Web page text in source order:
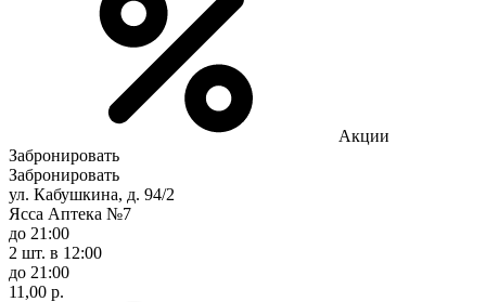
Акции
Забронировать
Забронировать
ул. Кабушкина, д. 94/2
Ясса Аптека №7
до 21:00
2 шт. в 12:00
до 21:00
11,00 р.